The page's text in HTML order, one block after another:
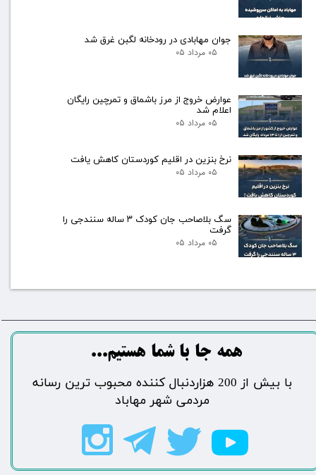
جوان مهابادی در رودخانه لگبن غرق شد
۰۵ مرداد ۰۵
عوارض خروج از مرز باشماق و تمرچین رایگان
اعلام شد
۰۵ مرداد ۰۵
نرخ بنزین در اقلیم کوردستان کاهش یافت
۰۵ مرداد ۰۵
سگ بلاصاحب جان کودک ۳ ساله سنندجی را
گرفت
۰۵ مرداد ۰۵
​​​همه جا با شما هستیم...​​​​​​​​​​​​​​
​با بیش از 200 هزاردنبال کننده محبوب ترین رسانه
مردمی شهر مهاباد​​​​​​​​​​​​​​